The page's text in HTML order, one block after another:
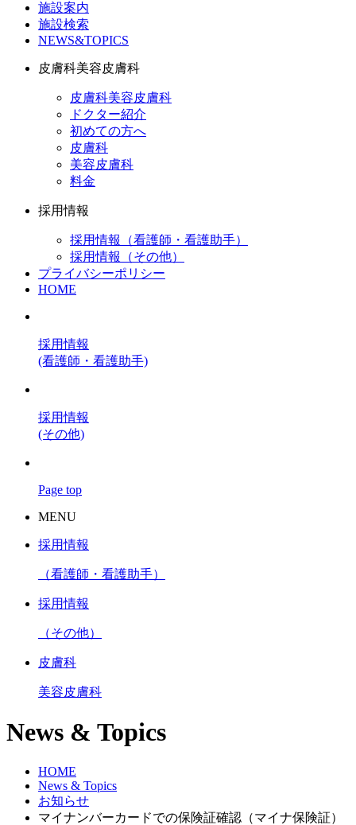
施設案内
施設検索
NEWS&TOPICS
皮膚科美容皮膚科
皮膚科美容皮膚科
ドクター紹介
初めての方へ
皮膚科
美容皮膚科
料金
採用情報
採用情報（看護師・看護助手）
採用情報（その他）
プライバシーポリシー
HOME
採用情報
(看護師・看護助手)
採用情報
(その他)
Page top
MENU
採用情報
（看護師・看護助手）
採用情報
（その他）
皮膚科
美容皮膚科
News & Topics
HOME
News & Topics
お知らせ
マイナンバーカードでの保険証確認（マイナ保険証）